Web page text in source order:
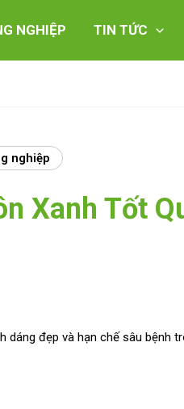
NGHIỆP TIN TỨC
nghiệp
Xanh Tốt
dáng đẹp và hạn chế sâu bệnh